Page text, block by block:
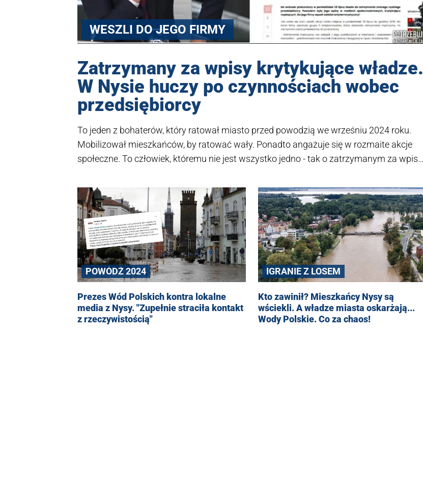
WESZLI DO JEGO FIRMY
Zatrzymany za wpisy krytykujące władze.
W Nysie huczy po czynnościach wobec
przedsiębiorcy
To jeden z bohaterów, który ratował miasto przed powodzią we wrześniu 2024 roku.
Mobilizował mieszkańców, by ratować wały. Ponadto angażuje się w rozmaite akcje
społeczne. To człowiek, któremu nie jest wszystko jedno - tak o zatrzymanym za wpisy
Piotr Wojtasik. Głos w sprawie zabrał też Tomasz Sakiewicz.
POWÓDŹ 2024
Prezes Wód Polskich kontra lokalne
media z Nysy. "Zupełnie straciła kontakt
z rzeczywistością"
IGRANIE Z LOSEM
Kto zawinił? Mieszkańcy Nysy są
wściekli. A władze miasta oskarżają...
Wody Polskie. Co za chaos!